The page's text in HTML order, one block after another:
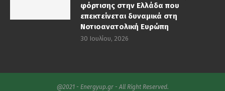
φόρτισης στην Ελλάδα που
επεκτείνεται δυναμικά στη
Νοτιοανατολική Ευρώπη
30 Ιουλίου, 2026
@2021 - Energyup.gr - All Right Reserved.